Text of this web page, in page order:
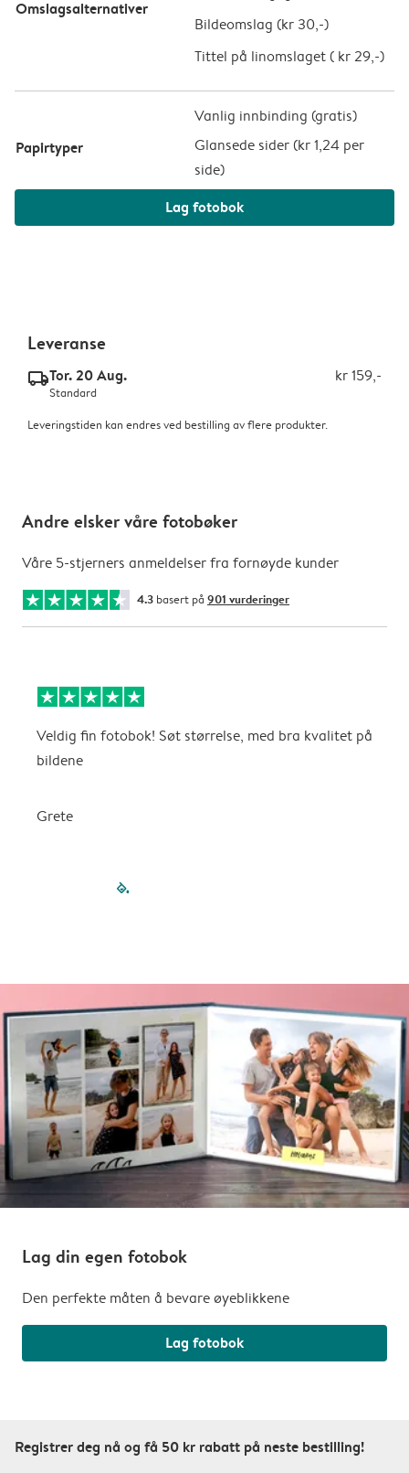
Omslagsalternativer
Bildeomslag (kr 30,-)
Tittel på linomslaget ( kr 29,-)
Papirtyper
Vanlig innbinding (gratis)
Glansede sider (kr 1,24 per
side)
Lag fotobok
Leveranse
delivery_standard_v2Tor. 20 Aug. kr 159,-
Standard
Leveringstiden kan endres ved bestilling av flere produkter.
Andre elsker våre fotobøker
Våre 5-stjerners anmeldelser fra fornøyde kunder
4.3 basert på 901 vurderinger
Veldig fin fotobok! Søt størrelse, med bra kvalitet på
bildene
Grete
filled-pagination
Lag din egen fotobok
Den perfekte måten å bevare øyeblikkene
Lag fotobok
Registrer deg nå og få 50 kr rabatt på neste bestilling!